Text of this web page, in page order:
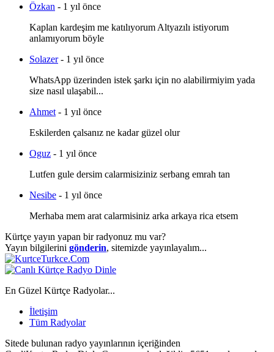
Özkan - 1 yıl önce
Kaplan kardeşim me katılıyorum Altyazılı istiyorum
anlamıyorum böyle
Solazer - 1 yıl önce
WhatsApp üzerinden istek şarkı için no alabilirmiyim yada
size nasıl ulaşabil...
Ahmet - 1 yıl önce
Eskilerden çalsanız ne kadar güzel olur
Oguz - 1 yıl önce
Lutfen gule dersim calarmisiziniz serbang emrah tan
Nesibe - 1 yıl önce
Merhaba mem arat calarmisiniz arka arkaya rica etsem
Kürtçe yayın yapan bir radyonuz mu var?
Yayın bilgilerini gönderin, sitemizde yayınlayalım...
En Güzel Kürtçe Radyolar...
İletişim
Tüm Radyolar
Sitede bulunan radyo yayınlarının içeriğinden